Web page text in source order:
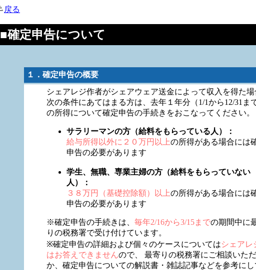
戻る
■確定申告について
１．確定申告の概要
シェアレジ作者がシェアウェア送金によって収入を得た場
次の条件にあてはまる方は、去年１年分（1/1から12/31まで
の所得について確定申告の手続きをおこなってください。
サラリーマンの方（給料をもらっている人）：
給与所得以外に２０万円以上の所得がある場合には
申告の必要があります
学生、無職、専業主婦の方（給料をもらっていない
人）：
３８万円（基礎控除額）以上の所得がある場合には
申告の必要があります
※確定申告の手続きは、 毎年2/16から3/15までの期間中に
りの税務署で受け付けています。
※確定申告の詳細および個々のケースについてはシェアレ
はお答えできませんので、 最寄りの税務署にご相談いただ
か、確定申告についての解説書・雑誌記事などを参考にし